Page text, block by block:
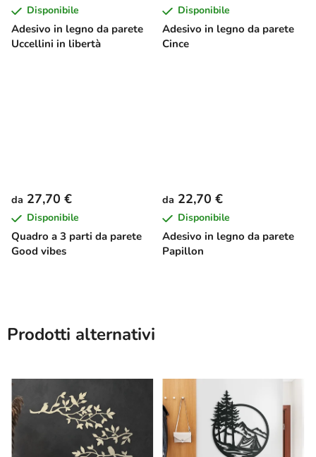
Adesivo in legno da parete
Uccellini in libertà
Disponibile
Adesivo in legno da parete
Cince
Disponibile
Quadro a 3 parti da parete
Good vibes
da 27,70 €
Disponibile
Adesivo in legno da parete
Papillon
da 22,70 €
Disponibile
Prodotti alternativi